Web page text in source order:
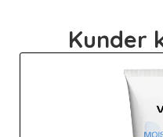
Kunder